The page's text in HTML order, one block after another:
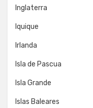
Inglaterra
Iquique
Irlanda
Isla de Pascua
Isla Grande
Islas Baleares